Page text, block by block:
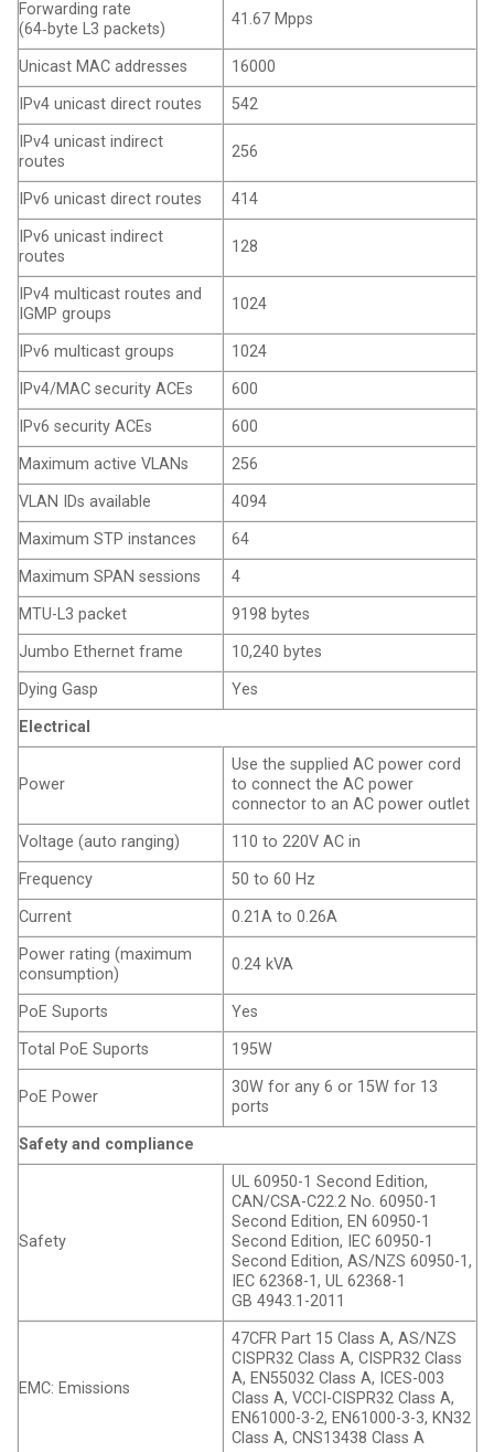
Forwarding rate
(64‑byte L3 packets)
41.67 Mpps
Unicast MAC addresses
16000
IPv4 unicast direct routes
542
IPv4 unicast indirect
routes
256
IPv6 unicast direct routes
414
IPv6 unicast indirect
routes
128
IPv4 multicast routes and
IGMP groups
1024
IPv6 multicast groups
1024
IPv4/MAC security ACEs
600
IPv6 security ACEs
600
Maximum active VLANs
256
VLAN IDs available
4094
Maximum STP instances
64
Maximum SPAN sessions
4
MTU-L3 packet
9198 bytes
Jumbo Ethernet frame
10,240 bytes
Dying Gasp
Yes
Electrical
Power
Use the supplied AC power cord
to connect the AC power
connector to an AC power outlet
Voltage (auto ranging)
110 to 220V AC in
Frequency
50 to 60 Hz
Current
0.21A to 0.26A
Power rating (maximum
consumption)
0.24 kVA
PoE Suports
Yes
Total PoE Suports
195W
PoE Power
30W for any 6 or 15W for 13
ports
Safety and compliance
Safety
UL 60950-1 Second Edition,
CAN/CSA-C22.2 No. 60950-1
Second Edition, EN 60950-1
Second Edition, IEC 60950-1
Second Edition, AS/NZS 60950-1,
IEC 62368-1, UL 62368-1
GB 4943.1-2011
EMC: Emissions
47CFR Part 15 Class A, AS/NZS
CISPR32 Class A, CISPR32 Class
A, EN55032 Class A, ICES-003
Class A, VCCI-CISPR32 Class A,
EN61000-3-2, EN61000-3-3, KN32
Class A, CNS13438 Class A